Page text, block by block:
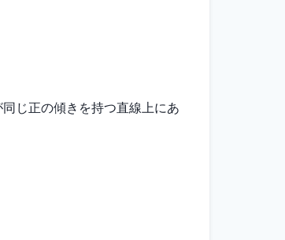
じ正の傾きを持つ直線上にあ